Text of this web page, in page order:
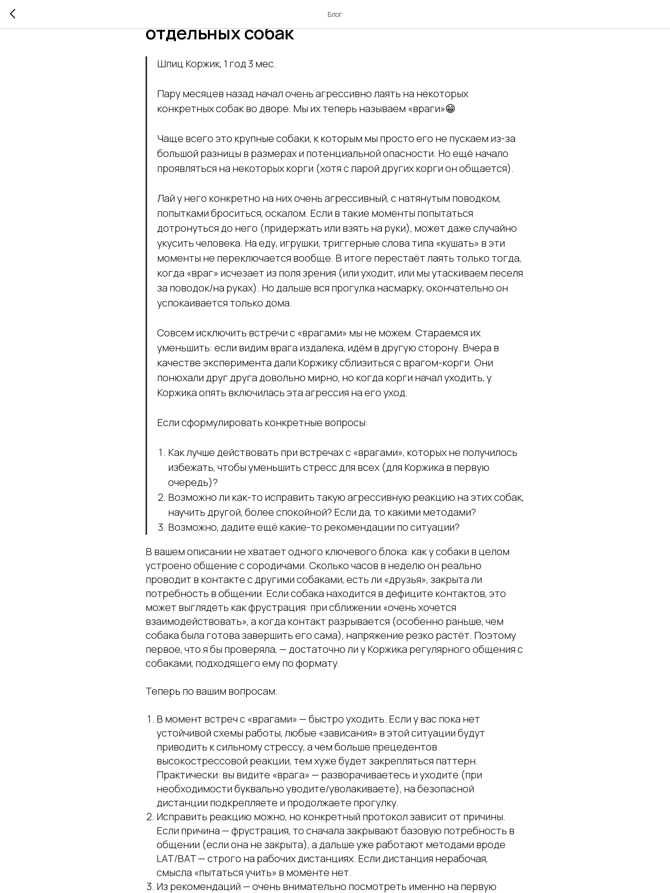
Блог
Вопрос №42: Агрессивный лай на
отдельных собак
Шпиц Коржик, 1 год 3 мес.
Пару месяцев назад начал очень агрессивно лаять на некоторых
конкретных собак во дворе. Мы их теперь называем «враги»😁
Чаще всего это крупные собаки, к которым мы просто его не пускаем из-за
большой разницы в размерах и потенциальной опасности. Но ещё начало
проявляться на некоторых корги (хотя с парой других корги он общается).
Лай у него конкретно на них очень агрессивный, с натянутым поводком,
попытками броситься, оскалом. Если в такие моменты попытаться
дотронуться до него (придержать или взять на руки), может даже случайно
укусить человека. На еду, игрушки, триггерные слова типа «кушать» в эти
моменты не переключается вообще. В итоге перестаёт лаять только тогда,
когда «враг» исчезает из поля зрения (или уходит, или мы утаскиваем песеля
за поводок/на руках). Но дальше вся прогулка насмарку, окончательно он
успокаивается только дома.
Совсем исключить встречи с «врагами» мы не можем. Стараемся их
уменьшить: если видим врага издалека, идём в другую сторону. Вчера в
качестве эксперимента дали Коржику сблизиться с врагом-корги. Они
понюхали друг друга довольно мирно, но когда корги начал уходить, у
Коржика опять включилась эта агрессия на его уход.
Если сформулировать конкретные вопросы:
Как лучше действовать при встречах с «врагами», которых не получилось
избежать, чтобы уменьшить стресс для всех (для Коржика в первую
очередь)?
Возможно ли как-то исправить такую агрессивную реакцию на этих собак,
научить другой, более спокойной? Если да, то какими методами?
Возможно, дадите ещё какие-то рекомендации по ситуации?
В вашем описании не хватает одного ключевого блока: как у собаки в целом
устроено общение с сородичами. Сколько часов в неделю он реально
проводит в контакте с другими собаками, есть ли «друзья», закрыта ли
потребность в общении. Если собака находится в дефиците контактов, это
может выглядеть как фрустрация: при сближении «очень хочется
взаимодействовать», а когда контакт разрывается (особенно раньше, чем
собака была готова завершить его сама), напряжение резко растёт. Поэтому
первое, что я бы проверяла, — достаточно ли у Коржика регулярного общения с
собаками, подходящего ему по формату.
Теперь по вашим вопросам.
В момент встреч с «врагами» — быстро уходить. Если у вас пока нет
устойчивой схемы работы, любые «зависания» в этой ситуации будут
приводить к сильному стрессу, а чем больше прецедентов
высокострессовой реакции, тем хуже будет закрепляться паттерн.
Практически: вы видите «врага» — разворачиваетесь и уходите (при
необходимости буквально уводите/уволакиваете), на безопасной
дистанции подкрепляете и продолжаете прогулку.
Исправить реакцию можно, но конкретный протокол зависит от причины.
Если причина — фрустрация, то сначала закрывают базовую потребность в
общении (если она не закрыта), а дальше уже работают методами вроде
LAT/BAT — строго на рабочих дистанциях. Если дистанция нерабочая,
смысла «пытаться учить» в моменте нет.
Из рекомендаций — очень внимательно посмотреть именно на первую